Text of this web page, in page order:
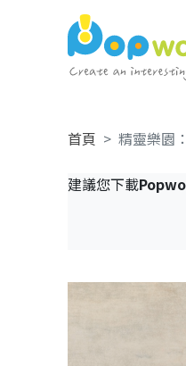
首頁 精靈樂園
建議您下載